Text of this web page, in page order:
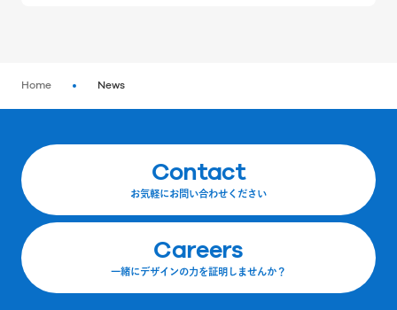
Home News
Contact
お気軽にお問い合わせください
Careers
一緒にデザインの力を証明しませんか？